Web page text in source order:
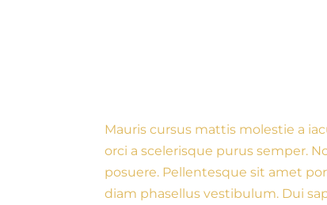
Mauris cursus mattis molestie a
orci a scelerisque purus semper.
posuere. Pellentesque sit amet
diam phasellus vestibulum. Dui